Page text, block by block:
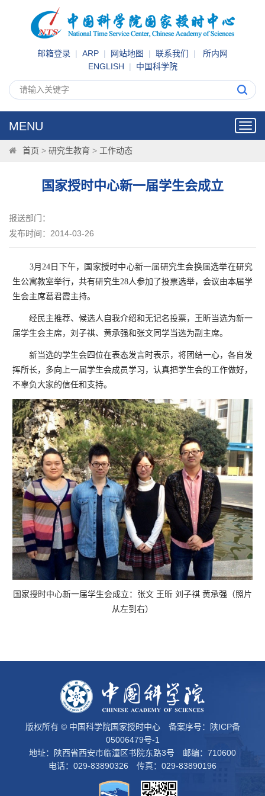
邮箱登录 | ARP | 网站地图 | 联系我们 | 所内网
ENGLISH | 中国科学院
MENU
首页 > 研究生教育 > 工作动态
国家授时中心新一届学生会成立
报送部门：
发布时间：2014-03-26
3月 24 日下午，
国家授时中心新一届研究生会换届选举在研究
生公寓教室举行，共有研究生28人参加了投票选举，会议由本届学
生会主席葛君霞主持。
经民主推荐、候选人自我介绍和无记名投票，
王昕当选为新一
届学生会主席，刘子祺、黄承强和张文同学当选为副主席。
新当选的学生会四位在表态发言时表示，将团结一心，各自发
挥所长，多向上一届学生会成员学习，认真把学生会的工作做好，
不辜负大家的信任和支持。
国家授时中心新一届学生会成立：张文 王昕 刘子祺 黄承强（照片
从左到右）
版权所有 © 中国科学院国家授时中心 备案序号： 陕ICP备
05006479号-1
地址：陕西省西安市临潼区书院东路3号 邮编：710600
电话：029-83890326 传真：029-83890196